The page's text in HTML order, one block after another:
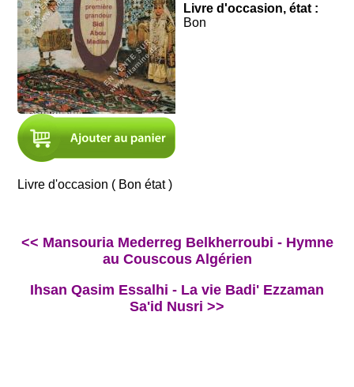
Livre d'occasion, état :
Bon
Livre d'occasion ( Bon état )
<< Mansouria Mederreg Belkherroubi - Hymne
au Couscous Algérien
Ihsan Qasim Essalhi - La vie Badi' Ezzaman
Sa'id Nusri >>